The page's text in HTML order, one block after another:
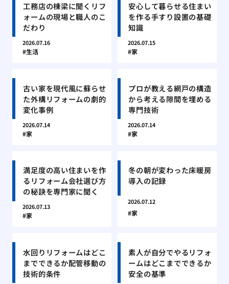
工務店の棟梁に聞くリフ
ォームの現場と職人のこ
だわり
2026.07.16
生活
安心して暮らせる住まい
を作る手すり設置の基礎
知識
2026.07.15
家
古い家を現代風に蘇らせ
た外構リフォームの劇的
変化事例
2026.07.14
家
プロが教える網戸の構造
から考える隙間を埋める
専門技術
2026.07.14
家
満足度の高い住まいを作
るリフォーム会社選び方
の秘訣を専門家に聞く
2026.07.13
家
冬の朝が変わった床暖房
導入の記録
2026.07.12
家
水回りリフォームはどこ
までできるか配管移動の
技術的条件
素人が自分でやるリフォ
ームはどこまでできるか
安全の基準